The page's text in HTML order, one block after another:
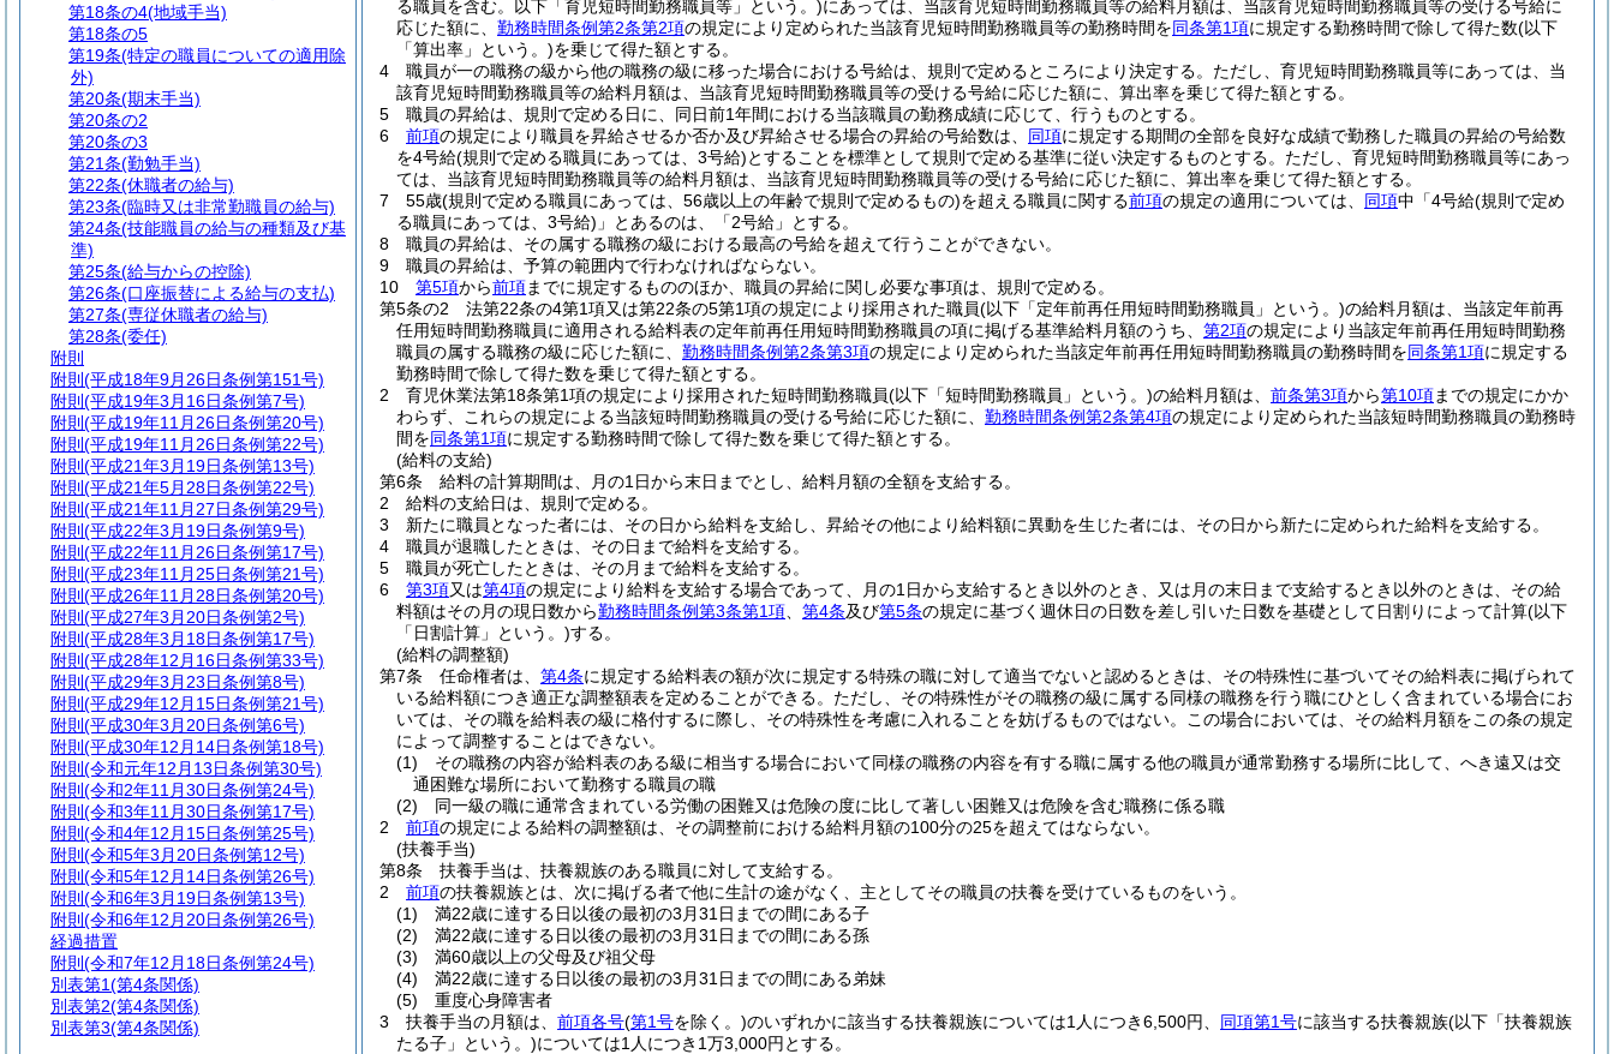
る職員を含む。以下「育児短時間勤務職員等」という。)にあっては、当該育児短時間勤務職員等の給料月額は、当該育児短時間勤務職員等の受ける号給に
応じた額に、 勤務時間条例第2条第2項の規定により定められた当該育児短時間勤務職員等の勤務時間を同条第1項に規定する勤務時間で除して得た数(以下
「算出率」という。)を乗じて得た額とする。
4
職員が一の職務の級から他の職務の級に移った場合における号給は、規則で定めるところにより決定する。 ただし、育児短時間勤務職員等にあっては、当
該育児短時間勤務職員等の給料月額は、当該育児短時間勤務職員等の受ける号給に応じた額に、算出率を乗じて得た額とする。
5
職員の昇給は、規則で定める日に、同日前1年間における当該職員の勤務成績に応じて、行うものとする。
6
前項の規定により職員を昇給させるか否か及び昇給させる場合の昇給の号給数は、 同項に規定する期間の全部を良好な成績で勤務した職員の昇給の号給数
を4号給(規則で定める職員にあっては、3号給)とすることを標準として規則で定める基準に従い決定するものとする。 ただし、育児短時間勤務職員等にあっ
ては、当該育児短時間勤務職員等の給料月額は、当該育児短時間勤務職員等の受ける号給に応じた額に、算出率を乗じて得た額とする。
7
55歳(規則で定める職員にあっては、56歳以上の年齢で規則で定めるもの)を超える職員に関する前項の規定の適用については、 同項中「4号給(規則で定め
る職員にあっては、3号給) 」とあるのは、「2号給」とする。
8
職員の昇給は、その属する職務の級における最高の号給を超えて行うことができない。
9
職員の昇給は、予算の範囲内で行わなければならない。
10
第5項から前項までに規定するもののほか、職員の昇給に関し必要な事項は、規則で定める。
第5条の2
法第22条の4第1項又は第22条の5第1項の規定により採用された職員(以下「定年前再任用短時間勤務職員」という。)の給料月額は、当該定年前再
任用短時間勤務職員に適用される給料表の定年前再任用短時間勤務職員の項に掲げる基準給料月額のうち、 第2項の規定により当該定年前再任用短時間勤務
職員の属する職務の級に応じた額に、 勤務時間条例第2条第3項の規定により定められた当該定年前再任用短時間勤務職員の勤務時間を同条第1項に規定する
勤務時間で除して得た数を乗じて得た額とする。
2
育児休業法第18条第1項の規定により採用された短時間勤務職員(以下「短時間勤務職員」という。)の給料月額は、 前条第3項から第10項までの規定にかか
わらず、これらの規定による当該短時間勤務職員の受ける号給に応じた額に、 勤務時間条例第2条第4項の規定により定められた当該短時間勤務職員の勤務時
間を同条第1項に規定する勤務時間で除して得た数を乗じて得た額とする。
(給料の支給)
第6条
給料の計算期間は、月の1日から末日までとし、給料月額の全額を支給する。
2
給料の支給日は、規則で定める。
3
新たに職員となった者には、その日から給料を支給し、昇給その他により給料額に異動を生じた者には、その日から新たに定められた給料を支給する。
4
職員が退職したときは、その日まで給料を支給する。
5
職員が死亡したときは、その月まで給料を支給する。
6
第3項又は第4項の規定により給料を支給する場合であって、月の1日から支給するとき以外のとき、又は月の末日まで支給するとき以外のときは、その給
料額はその月の現日数から勤務時間条例第3条第1項 第4条及び第5条の規定に基づく週休日の日数を差し引いた日数を基礎として日割りによって計算(以下
「日割計算」という。)する。
(給料の調整額)
第7条
任命権者は、 第4条に規定する給料表の額が次に規定する特殊の職に対して適当でないと認めるときは、その特殊性に基づいてその給料表に掲げられて
いる給料額につき適正な調整額表を定めることができる。 ただし、その特殊性がその職務の級に属する同様の職務を行う職にひとしく含まれている場合にお
いては、その職を給料表の級に格付するに際し、その特殊性を考慮に入れることを妨げるものではない。
この場合においては、その給料月額をこの条の規定
によって調整することはできない。
(1)
その職務の内容が給料表のある級に相当する場合において同様の職務の内容を有する職に属する他の職員が通常勤務する場所に比して、へき遠又は交
通困難な場所において勤務する職員の職
(2)
同一級の職に通常含まれている労働の困難又は危険の度に比して著しい困難又は危険を含む職務に係る職
2
前項の規定による給料の調整額は、その調整前における給料月額の100分の25を超えてはならない。
(扶養手当)
第8条
扶養手当は、扶養親族のある職員に対して支給する。
2
前項の扶養親族とは、次に掲げる者で他に生計の途がなく、主としてその職員の扶養を受けているものをいう。
(1)
満22歳に達する日以後の最初の3月31日までの間にある子
(2)
満22歳に達する日以後の最初の3月31日までの間にある孫
(3)
満60歳以上の父母及び祖父母
(4)
満22歳に達する日以後の最初の3月31日までの間にある弟妹
(5)
重度心身障害者
3
扶養手当の月額は、 前項各号(第1号を除く。)のいずれかに該当する扶養親族については1人につき6,500円、 同項第1号に該当する扶養親族(以下「扶養親族
たる子」という。)については1人につき1万3,000円とする。
第18条の4(地域手当)
第18条の5
第19条(特定の職員についての適用除
外)
第20条(期末手当)
第20条の2
第20条の3
第21条(勤勉手当)
第22条(休職者の給与)
第23条(臨時又は非常勤職員の給与)
第24条(技能職員の給与の種類及び基
準)
第25条(給与からの控除)
第26条(口座振替による給与の支払)
第27条(専従休職者の給与)
第28条(委任)
附則
附則 (平成18年9月26日条例第151号)
附則 (平成19年3月16日条例第7号)
附則 (平成19年11月26日条例第20号)
附則 (平成19年11月26日条例第22号)
附則 (平成21年3月19日条例第13号)
附則 (平成21年5月28日条例第22号)
附則 (平成21年11月27日条例第29号)
附則 (平成22年3月19日条例第9号)
附則 (平成22年11月26日条例第17号)
附則 (平成23年11月25日条例第21号)
附則 (平成26年11月28日条例第20号)
附則 (平成27年3月20日条例第2号)
附則 (平成28年3月18日条例第17号)
附則 (平成28年12月16日条例第33号)
附則 (平成29年3月23日条例第8号)
附則 (平成29年12月15日条例第21号)
附則 (平成30年3月20日条例第6号)
附則 (平成30年12月14日条例第18号)
附則 (令和元年12月13日条例第30号)
附則 (令和2年11月30日条例第24号)
附則 (令和3年11月30日条例第17号)
附則 (令和4年12月15日条例第25号)
附則 (令和5年3月20日条例第12号)
附則 (令和5年12月14日条例第26号)
附則 (令和6年3月19日条例第13号)
附則 (令和6年12月20日条例第26号)
経過措置
附則 (令和7年12月18日条例第24号)
別表第1(第4条関係)
別表第2(第4条関係)
別表第3(第4条関係)